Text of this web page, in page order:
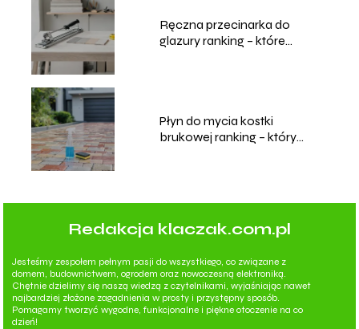
Ręczna przecinarka do
glazury ranking – które
Płyn do mycia kostki
brukowej ranking – który
Redakcja klaczak.com.pl
Jesteśmy zespołem pełnym pasji do wszystkiego, co związane z
domem, budownictwem, ogrodem oraz nowoczesną elektroniką.
Chętnie dzielimy się naszą wiedzą z czytelnikami, wyjaśniając nawet
najbardziej złożone zagadnienia w prosty i przystępny sposób.
Pomagamy tworzyć wygodne, funkcjonalne i piękne otoczenie na co
dzień!